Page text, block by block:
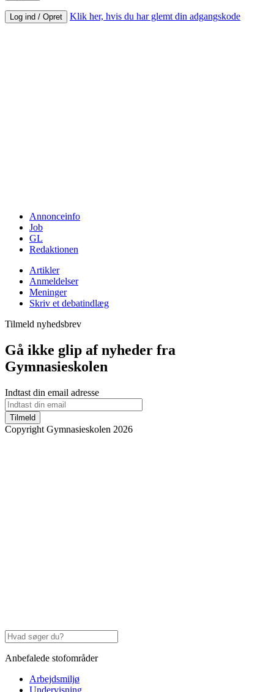
Log ind / Opret Klik her, hvis du har glemt din adgangskode
Annonceinfo
Job
GL
Redaktionen
Artikler
Anmeldelser
Meninger
Skriv et debatindlæg
Tilmeld nyhedsbrev
Gå ikke glip af nyheder fra
Gymnasieskolen
Indtast din email adresse
Tilmeld
Copyright Gymnasieskolen 2026
Anbefalede stofområder
Arbejdsmiljø
Undervisning